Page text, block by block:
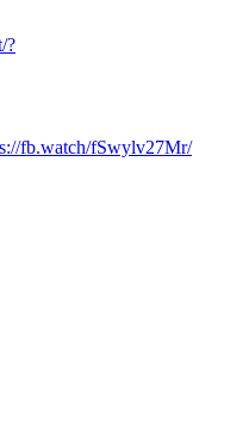
?
fb.watch/fSwylv27Mr/